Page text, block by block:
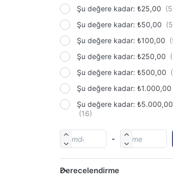
Şu değere kadar: ₺25,00
Şu değere kadar: ₺50,00
Şu değere kadar: ₺100,00
Şu değere kadar: ₺250,00
Şu değere kadar: ₺500,00
Şu değere kadar: ₺1.000,00
Şu değere kadar: ₺5.000,00
-
Derecelendirme